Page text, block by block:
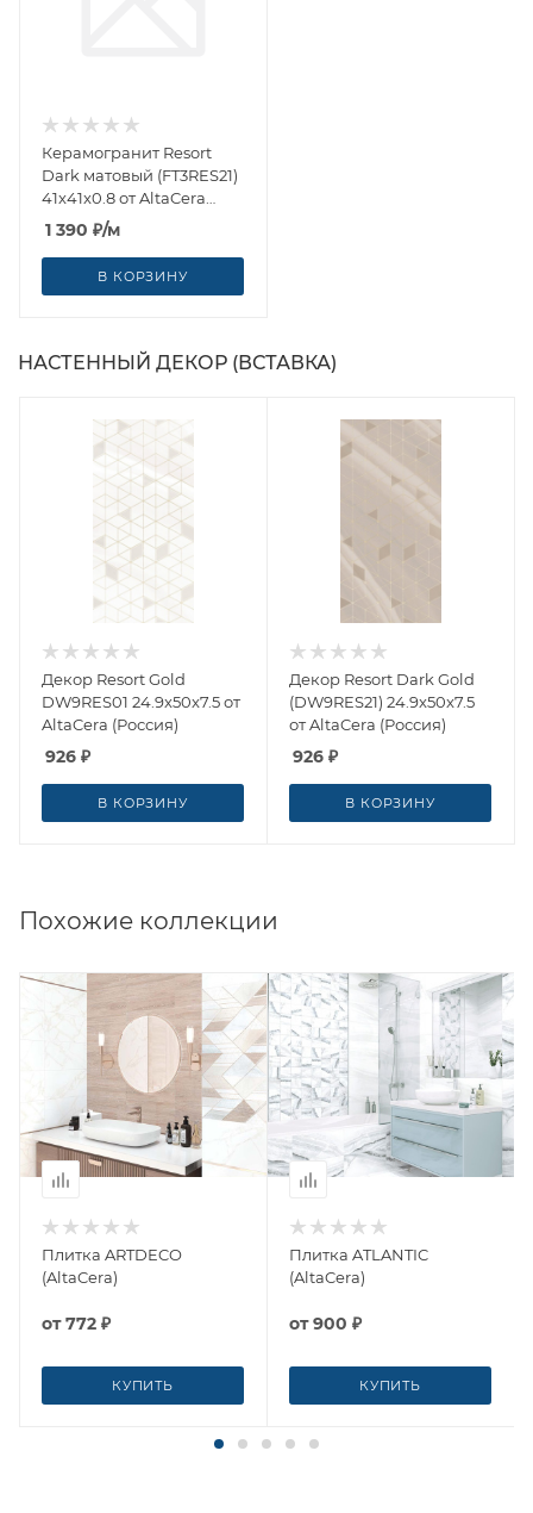
Керамогранит Resort
Dark матовый (FT3RES21)
41x41x0.8 от AltaCera
(Россия)
1 390 ₽/м
В КОРЗИНУ
НАСТЕННЫЙ ДЕКОР (ВСТАВКА)
Декор Resort Gold
DW9RES01 24.9x50x7.5 от
AltaCera (Россия)
926 ₽
В КОРЗИНУ
Декор Resort Dark Gold
(DW9RES21) 24.9x50x7.5
от AltaCera (Россия)
926 ₽
В КОРЗИНУ
Похожие коллекции
Плитка ARTDECO
(AltaCera)
от772 ₽
КУПИТЬ
Плитка ATLANTIC
(AltaCera)
от900 ₽
КУПИТЬ